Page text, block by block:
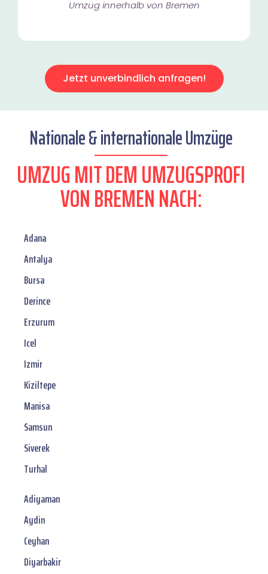
Umzug innerhalb von Bremen​
Jetzt unverbindlich anfragen!
Nationale & internationale Umzüge
UMZUG MIT DEM UMZUGSPROFI
VON BREMEN NACH:
Adana
Antalya
Bursa
Derince
Erzurum
Icel
Izmir
Kiziltepe
Manisa
Samsun
Siverek
Turhal
Adiyaman
Aydin
Ceyhan
Diyarbakir